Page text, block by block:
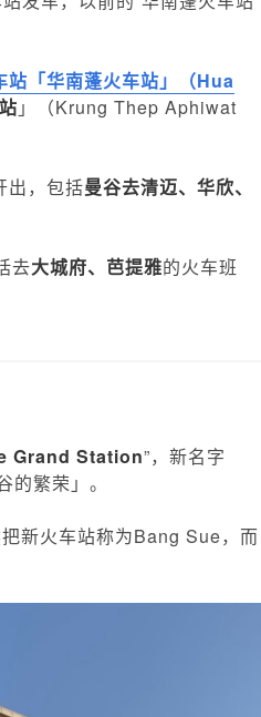
站「华南蓬火车站」（Hua
」（Krung Thep Aphiwat
出，包括曼谷去清迈、华欣、
去大城府、芭提雅的火车班
Grand Station”，新名字
繁荣」。
新火车站称为Bang Sue，而